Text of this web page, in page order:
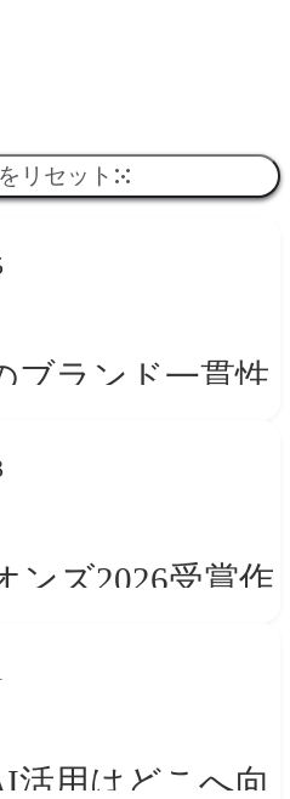
リセット
ブランド一貫性
ランディング」
ンズ2026受賞作
ランド体験」
活用はどこへ向